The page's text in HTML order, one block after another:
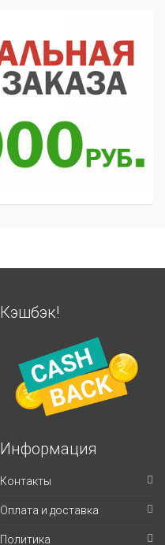
Кэшбэк!
Информация
Контакты
Оплата и доставка
Политика